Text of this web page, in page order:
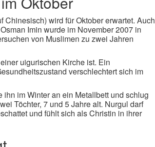
wird für Oktober erwartet. Auch
Imin wurde im November 2007 in
von Muslimen zu zwei Jahren
uigurischen Kirche ist. Ein
verschlechtert sich im
im Winter an ein Metallbett und schlug
Töchter, 7 und 5 Jahre alt. Nurgul darf
und fühlt sich als Christin in ihrer